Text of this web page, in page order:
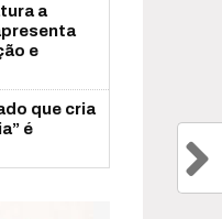
a
e
que cria
é